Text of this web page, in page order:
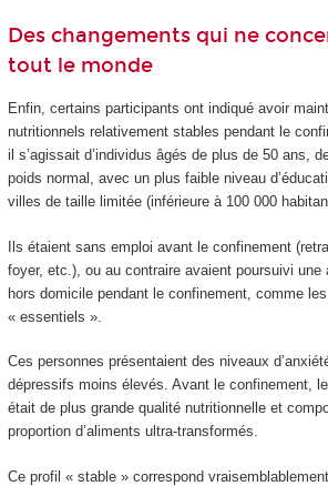
Des changements qui ne
tout le monde
Enfin, certains participants ont indiqué avoir
nutritionnels relativement stables pendant le
il s’agissait d’individus âgés de plus de 50 ans,
poids normal, avec un plus faible niveau
villes de taille limitée (inférieure à 100 000
Ils étaient sans emploi avant le confinement
foyer, etc.), ou au contraire avaient poursuivi une
hors domicile pendant le confinement, comme
« essentiels ».
Ces personnes présentaient des niveaux
dépressifs moins élevés. Avant le confinement,
était de plus grande qualité nutritionnelle et
proportion d’aliments ultra-transformés.
Ce profil « stable » correspond